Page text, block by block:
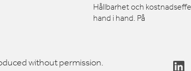
Hållbarhet och
hand i hand. På
without permission.